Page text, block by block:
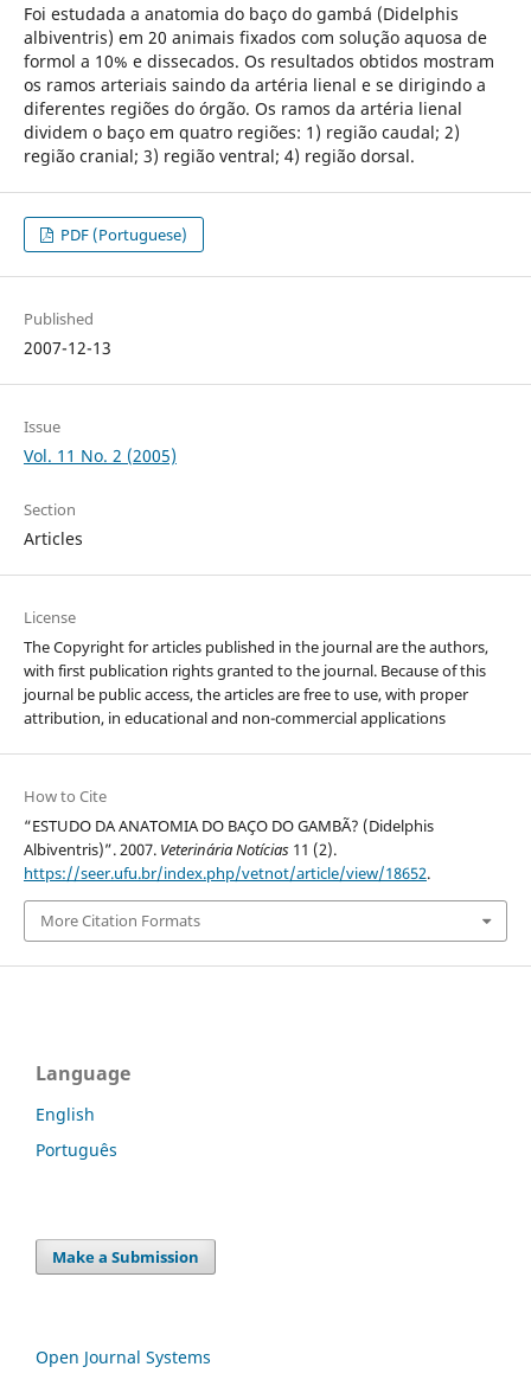
Foi estudada a anatomia do baço do gambá (Didelphis
albiventris) em 20 animais fixados com solução aquosa de
formol a 10% e dissecados. Os resultados obtidos mostram
os ramos arteriais saindo da artéria lienal e se dirigindo a
diferentes regiões do órgão. Os ramos da artéria lienal
dividem o baço em quatro regiões: 1) região caudal; 2)
região cranial; 3) região ventral; 4) região dorsal.
PDF (Portuguese)
Published
2007-12-13
Issue
Vol. 11 No. 2 (2005)
Section
Articles
License
The Copyright for articles published in the journal are the authors,
with first publication rights granted to the journal. Because of this
journal be public access, the articles are free to use, with proper
attribution, in educational and non-commercial applications
How to Cite
“ESTUDO DA ANATOMIA DO BAÇO DO GAMBÃ? (Didelphis
Albiventris)”. 2007. Veterinária Notícias11 (2).
https://seer.ufu.br/index.php/vetnot/article/view/18652.
More Citation Formats
Language
English
Português
Make a Submission
Open Journal Systems